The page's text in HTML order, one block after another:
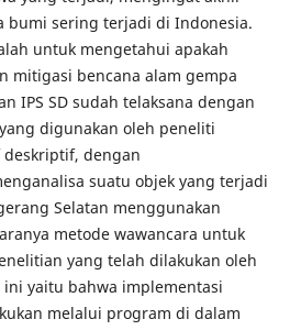
bumi sering terjadi di Indonesia.
untuk mengetahui apakah
mitigasi bencana alam gempa
IPS SD sudah telaksana dengan
digunakan oleh peneliti
dengan
suatu objek yang terjadi
Selatan menggunakan
metode wawancara untuk
yang telah dilakukan oleh
yaitu bahwa implementasi
melalui program di dalam